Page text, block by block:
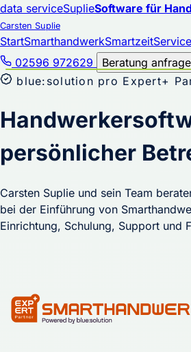
data serviceSuplieSoftware für
Carsten Suplie
StartSmarthandwerkSmartzeitService
02596 972629
Beratung
blue:solution pro Expert+
persönlicher
Carsten Suplie und sein Team
bei der Einführung von
Einrichtung, Schulung, Support und